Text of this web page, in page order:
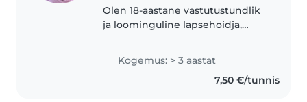
Olen 18-aastane vastutustundlik
ja loominguline lapsehoidja,
eelkooliealiste ja kooliealiste
lastega. Olen sõbralik ja oskan
Kogemus: > 3 aastat
7,50 €/tunnis